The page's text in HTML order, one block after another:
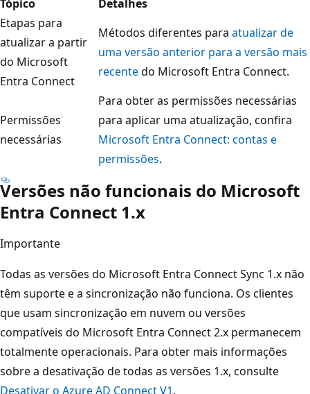
Tópico
Detalhes
Etapas para
atualizar a partir
do Microsoft
Entra Connect
Métodos diferentes para atualizar de
uma versão anterior para a versão mais
recentedo Microsoft Entra Connect.
Permissões
necessárias
Para obter as permissões necessárias
para aplicar uma atualização, confira
Microsoft Entra Connect: contas e
permissões.
Versões não funcionais do Microsoft
Entra Connect 1.x
Importante
Todas as versões do Microsoft Entra Connect Sync 1.x não
têm suporte e a sincronização não funciona. Os clientes
que usam sincronização em nuvem ou versões
compatíveis do Microsoft Entra Connect 2.x permanecem
totalmente operacionais. Para obter mais informações
sobre a desativação de todas as versões 1.x, consulte
Desativar o Azure AD Connect V1.